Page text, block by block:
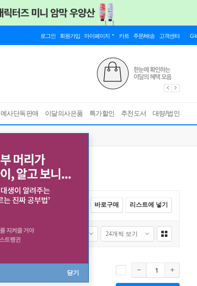
로그인 회원가입 마이페이지 카트 주문/배송 고객센터
예사단독판매 이달의사은품 특가할인 추천도서 대량/법인
닫기
전체선택 바로구매 리스트에 넣기